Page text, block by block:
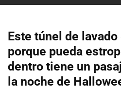
Este túnel de
porque pueda
dentro tiene un
la noche de